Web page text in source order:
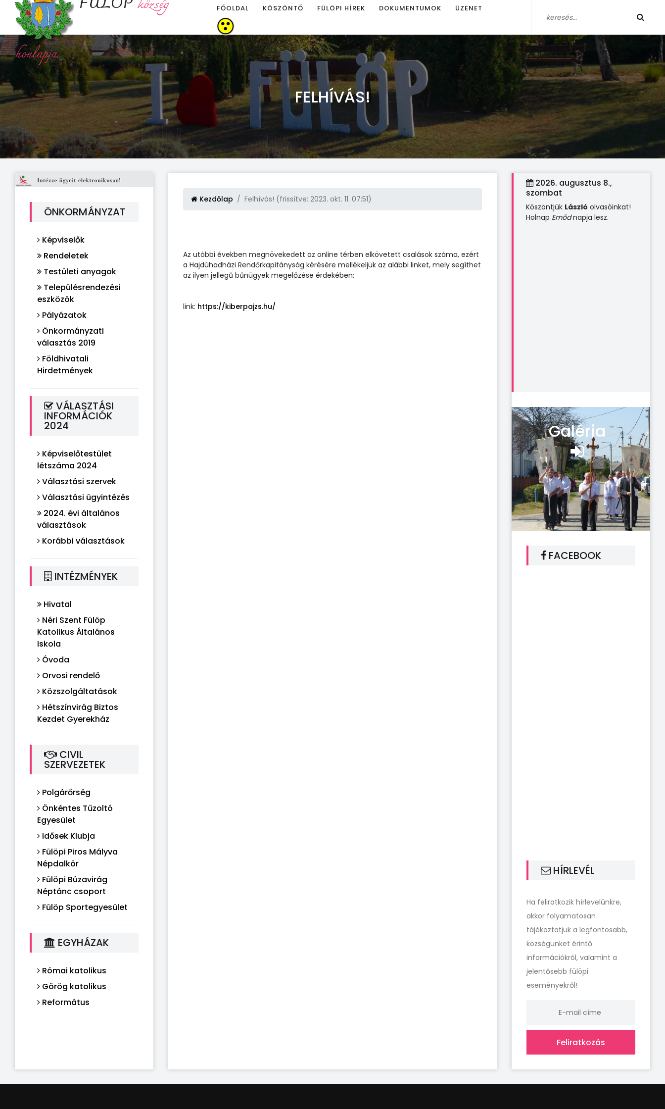
község
honlapja
FŐOLDAL KÖSZÖNTŐ FÜLÖPI HÍREK DOKUMENTUMOK ÜZENET
FELHÍVÁS!
ÖNKORMÁNYZAT
Képviselők
Rendeletek
Testületi anyagok
Településrendezési
eszközök
Pályázatok
Önkormányzati
választás 2019
Földhivatali
Hirdetmények
VÁLASZTÁSI
INFORMÁCIÓK
2024
Képviselőtestület
létszáma 2024
Választási szervek
Választási ügyintézés
2024. évi általános
választások
Korábbi választások
INTÉZMÉNYEK
Hivatal
Néri Szent Fülöp
Katolikus Általános
Iskola
Óvoda
Orvosi rendelő
Közszolgáltatások
Hétszínvirág Biztos
Kezdet Gyerekház
CIVIL
SZERVEZETEK
Polgárőrség
Önkéntes Tűzoltó
Egyesület
Idősek Klubja
Fülöpi Piros Mályva
Népdalkör
Fülöpi Búzavirág
Néptánc csoport
Fülöp Sportegyesület
EGYHÁZAK
Római katolikus
Görög katolikus
Református
Kezdőlap Felhívás! (frissítve: 2023. okt. 11. 07:51)
Az utóbbi években megnövekedett az online térben elkövetett csalások száma, ezért
a Hajdúhadházi Rendőrkapitányság kérésére mellékeljük az alábbi linket, mely segíthet
az ilyen jellegű bűnügyek megelőzése érdekében:
link: https://kiberpajzs.hu/
2026. augusztus 8.,
szombat
Köszöntjük László olvasóinkat!
Holnap Emődnapja lesz.
Galéria
FACEBOOK
HÍRLEVÉL
Ha feliratkozik hírlevelünkre,
akkor folyamatosan
tájékoztatjuk a legfontosabb,
községünket érintő
információkról, valamint a
jelentősebb fülöpi
eseményekről!
Feliratkozás